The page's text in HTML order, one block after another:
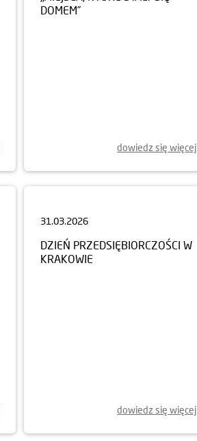
dowiedz się więcej
DZIEŃ PRZEDSIĘBIORCZOŚCI W
KRAKOWIE
dowiedz się więcej